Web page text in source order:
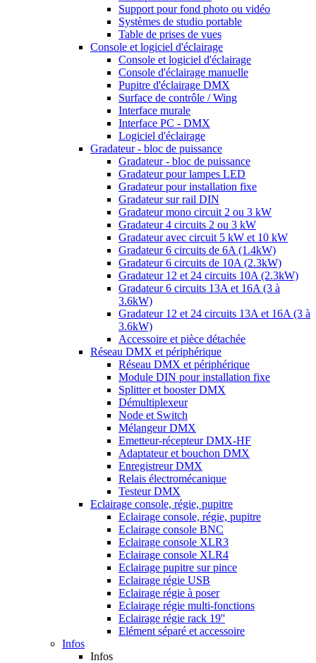
Support pour fond photo ou vidéo
Systèmes de studio portable
Table de prises de vues
Console et logiciel d'éclairage
Console et logiciel d'éclairage
Console d'éclairage manuelle
Pupitre d'éclairage DMX
Surface de contrôle / Wing
Interface murale
Interface PC - DMX
Logiciel d'éclairage
Gradateur - bloc de puissance
Gradateur - bloc de puissance
Gradateur pour lampes LED
Gradateur pour installation fixe
Gradateur sur rail DIN
Gradateur mono circuit 2 ou 3 kW
Gradateur 4 circuits 2 ou 3 kW
Gradateur avec circuit 5 kW et 10 kW
Gradateur 6 circuits de 6A (1.4kW)
Gradateur 6 circuits de 10A (2.3kW)
Gradateur 12 et 24 circuits 10A (2.3kW)
Gradateur 6 circuits 13A et 16A (3 à
3.6kW)
Gradateur 12 et 24 circuits 13A et 16A (3 à
3.6kW)
Accessoire et pièce détachée
Réseau DMX et périphérique
Réseau DMX et périphérique
Module DIN pour installation fixe
Splitter et booster DMX
Démultiplexeur
Node et Switch
Mélangeur DMX
Emetteur-récepteur DMX-HF
Adaptateur et bouchon DMX
Enregistreur DMX
Relais électromécanique
Testeur DMX
Eclairage console, régie, pupitre
Eclairage console, régie, pupitre
Eclairage console BNC
Eclairage console XLR3
Eclairage console XLR4
Eclairage pupitre sur pince
Eclairage régie USB
Eclairage régie à poser
Eclairage régie multi-fonctions
Eclairage régie rack 19''
Elément séparé et accessoire
Infos
Infos